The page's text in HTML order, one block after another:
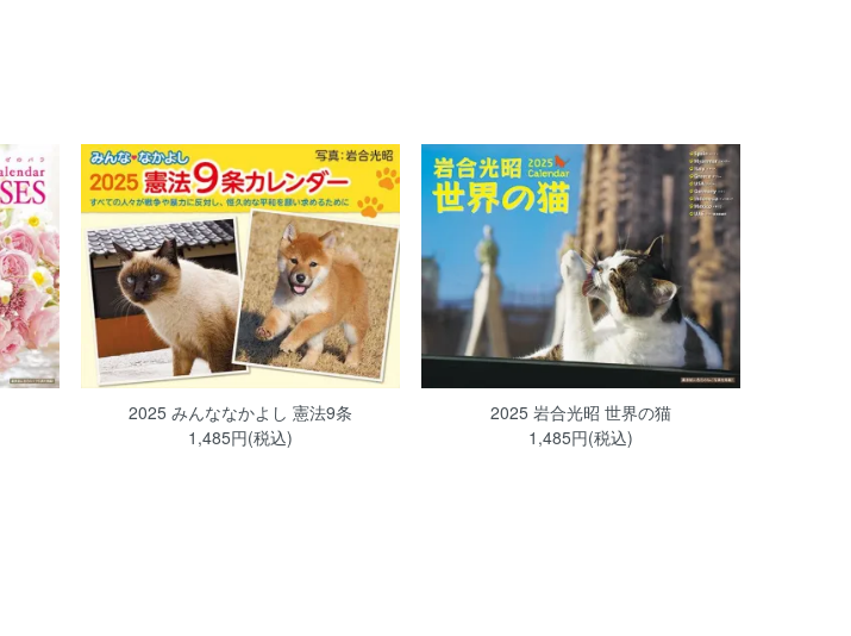
2025 みんななかよし 憲法9条
1,485円(税込)
2025 岩合光昭 世界の猫
1,485円(税込)